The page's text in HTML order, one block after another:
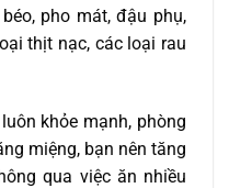
pho mát, đậu phụ,
thịt nạc, các loại rau
khỏe mạnh, phòng
miệng, bạn nên tăng
qua việc ăn nhiều